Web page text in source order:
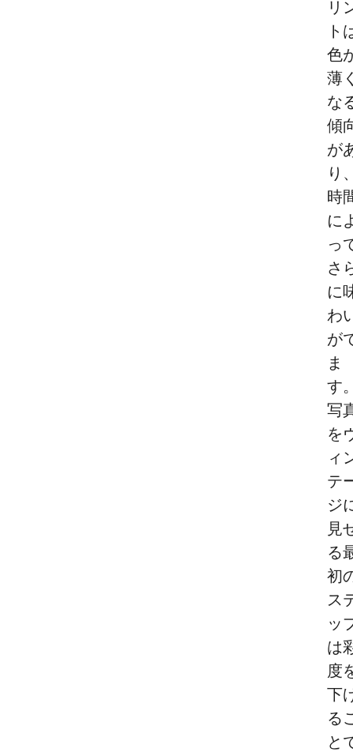
リ
ト
色
薄
な
傾
が
り
時
に
っ
さ
に
わ
が
ま
す
写
を
ィ
テ
ジ
見
る
初
ス
ッ
は
度
下
る
と